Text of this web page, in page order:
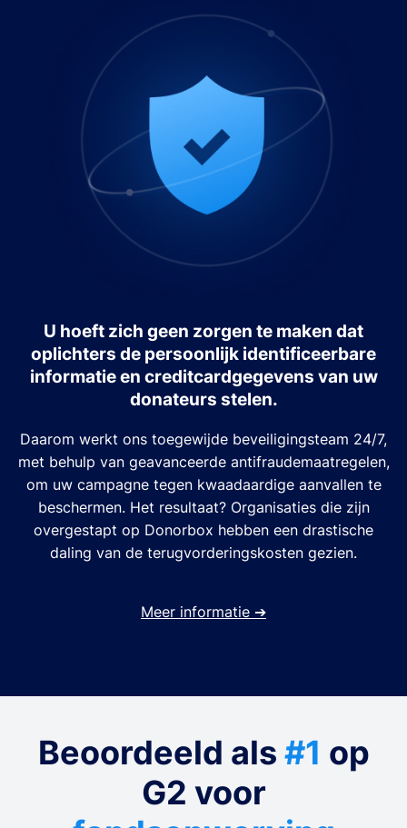
U hoeft zich geen zorgen te maken dat
oplichters de persoonlijk identificeerbare
informatie en creditcardgegevens van uw
donateurs stelen.
Daarom werkt ons toegewijde beveiligingsteam 24/7,
met behulp van geavanceerde antifraudemaatregelen,
om uw campagne tegen kwaadaardige aanvallen te
beschermen. Het resultaat? Organisaties die zijn
overgestapt op Donorbox hebben een drastische
daling van de terugvorderingskosten gezien.
Meer informatie ➔
Beoordeeld als #1 op
G2 voor